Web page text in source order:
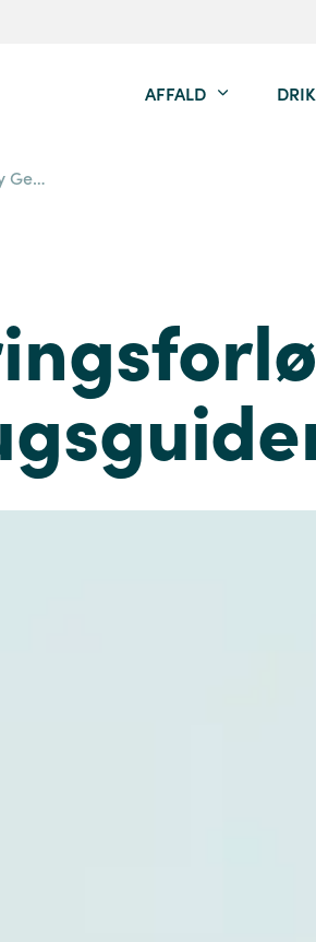
AFFALD
Nyt læringsforløb: Thy Genbrugsguider